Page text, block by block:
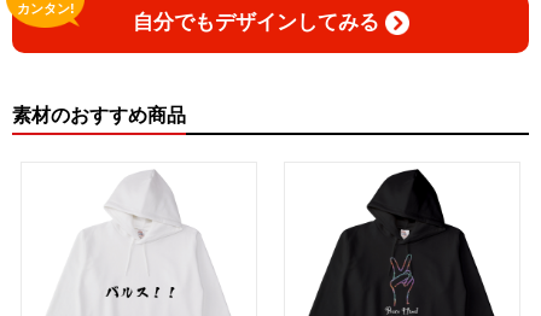
自分でもデザインしてみる
カンタン!
素材のおすすめ商品